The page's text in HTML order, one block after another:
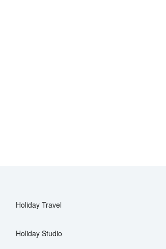
Holiday Travel
Holiday Studio